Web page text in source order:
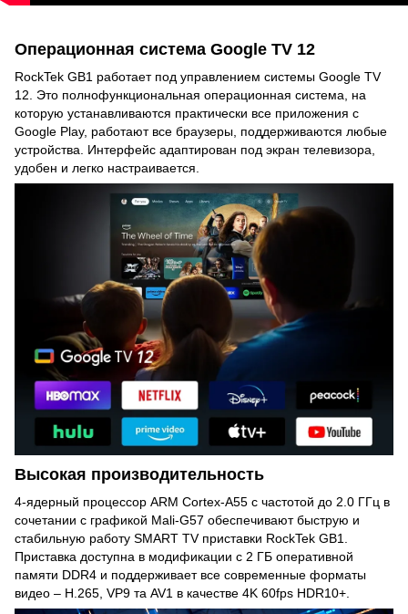
Операционная система Google TV 12
RockTek GB1 работает под управлением системы Google TV
12. Это полнофункциональная операционная система, на
которую устанавливаются практически все приложения с
Google Play, работают все браузеры, поддерживаются любые
устройства. Интерфейс адаптирован под экран телевизора,
удобен и легко настраивается.
Высокая производительность
4-ядерный процессор ARM Cortex-A55 с частотой до 2.0 ГГц в
сочетании с графикой Mali-G57 обеспечивают быструю и
стабильную работу SMART TV приставки RockTek GB1.
Приставка доступна в модификации с 2 ГБ оперативной
памяти DDR4 и поддерживает все современные форматы
видео – H.265, VP9 та AV1 в качестве 4K 60fps HDR10+.